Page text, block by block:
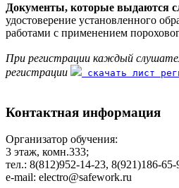
Документы, которые выдаются
удостоверение установленного
работами с применением
При регистрации каждый
регистрации
скачать лист
Контактная информация
Организатор обучения:
3 этаж, комн.333;
тел.: 8(812)952-14-23, 8(921)186-65-
е-mаil: electro@safework.ru